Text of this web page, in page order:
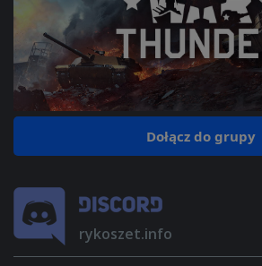
Dołącz do grupy
rykoszet.info